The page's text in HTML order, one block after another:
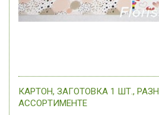
КАРТОН, ЗАГОТОВКА 1 ШТ.,
АССОРТИМЕНТЕ